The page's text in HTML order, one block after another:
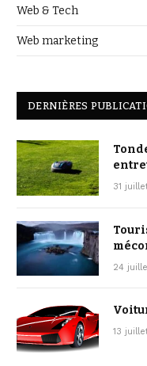
Web & Tech
Web marketing
DERNIÈRES
31
24
13